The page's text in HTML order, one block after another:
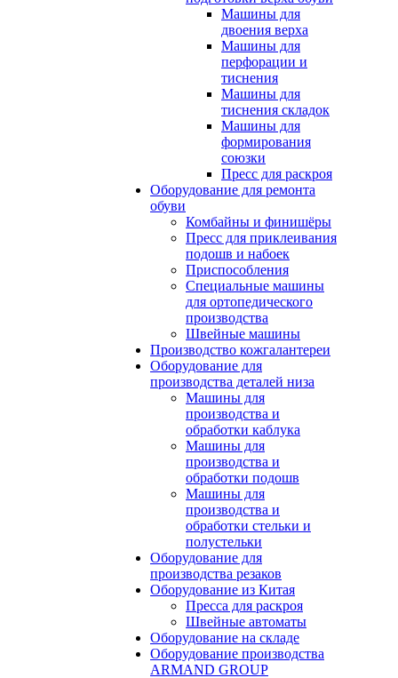
Машины для
двоения верха
Машины для
перфорации и
тиснения
Машины для
тиснения складок
Машины для
формирования
союзки
Пресс для раскроя
Оборудование для ремонта
обуви
Комбайны и финишёры
Пресс для приклеивания
подошв и набоек
Приспособления
Специальные машины
для ортопедического
производства
Швейные машины
Производство кожгалантереи
Оборудование для
производства деталей низа
Машины для
производства и
обработки каблука
Машины для
производства и
обработки подошв
Машины для
производства и
обработки стельки и
полустельки
Оборудование для
производства резаков
Оборудование из Китая
Пресса для раскроя
Швейные автоматы
Оборудование на складе
Оборудование производства
ARMAND GROUP